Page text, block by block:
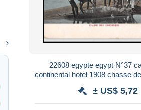
22608 egypte egypt N°37
continental hotel 1908 chasse
± US$ 5,72